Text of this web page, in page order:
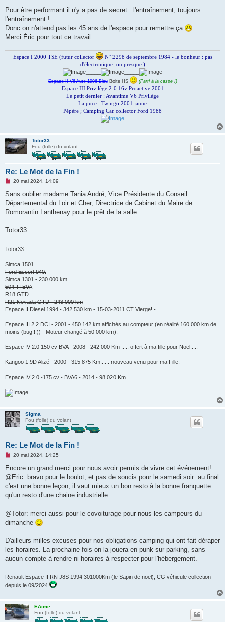
s
a
g
n
n
Pour être performant il n'y a pas de secret : l'entraînement, toujours
l'entraînement !
Donc on n'attend pas les 45 ans de l'espace pour remettre ça
Merci Éric pour tout ce travail.
Espace I 2000 TSE (futur collector
N° 2298 de septembre 1984 - le bonheur : pas
d'électronique, ou presque )
Espace II V6 Auto 1996 Bleu Boite HS (Parti à la casse !)
Espace III Privilège 2.0 16v Proactive 2001
Le petit dernier : Avantime V6 Privilège
La puce : Twingo 2001 jaune
Pépère ; Camping Car collector Ford 1988
Totor33
Fou (folle) du volant
Re: Le Mot de la Fin !
M
s
a
g
o
u
20 mai 2024, 14:09
Sans oublier madame Tania André, Vice Présidente du Conseil
Départemental du Loir et Cher, Directrice de Cabinet du Maire de
Romorantin Lanthenay pour le prêt de la salle.
Totor33
Totor33
--------------------------------
Simca 1501
Ford Escort 940.
Simca 1301 - 230 000 km
504 TI BVA
R18 GTD
R21 Nevada GTD - 243 000 km
Espace II Diesel 1994 - 342 530 km - 15-03-2011 CT Vierge! -
Espace III 2.2 DCI - 2001 - 450 142 km affichés au compteur (en réalité 160 000 km de
moins (bug!!!)) - Moteur changé à 50 000 km).
Espace IV 2.0 150 cv BVA - 2008 - 242 000 Km ..... offert à ma fille pour Noël.....
Kangoo 1.9D Alizé - 2000 - 315 875 Km...... nouveau venu pour ma Fille.
Espace IV 2.0 -175 cv - BVA6 - 2014 - 98 020 Km
Sigma
Fou (folle) du volant
Re: Le Mot de la Fin !
M
s
a
g
n
l
u
20 mai 2024, 14:25
Encore un grand merci pour nous avoir permis de vivre cet événement!
@Eric: bravo pour le boulot, et pas de soucis pour le samedi soir: au final
c'est une bonne leçon, il vaut mieux un bon resto à la bonne franquette
qu'un resto d'une chaine industrielle.
@Totor: merci aussi pour le covoiturage pour nous les campeurs du
dimanche
D'ailleurs milles excuses pour nos obligations camping qui ont fait déraper
les horaires. La prochaine fois on la jouera en punk sur parking, sans
aucun compte à rendre ni horaires à respecter pour l'hébergement.
Renault Espace II RN J8S 1994 301000Km (le Sapin de noël), CG véhicule collection
depuis le 09/2024
EAime
Fou (folle) du volant